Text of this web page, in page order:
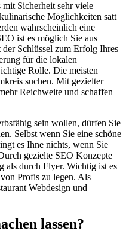
Sicherheit sehr viele
Möglichkeiten satt
wahrscheinlich eine
ist es möglich Sie aus
der Schlüssel zum Erfolg Ihres
für die lokalen
Rolle. Die meisten
suchen. Mit gezielter
Reichweite und schaffen
sein wollen, dürfen Sie
Selbst wenn Sie eine schöne
es Ihne nichts, wenn Sie
gezielte SEO Konzepte
als durch Flyer. Wichtig ist es
Profis zu legen. Als
Webdesign und
lassen?